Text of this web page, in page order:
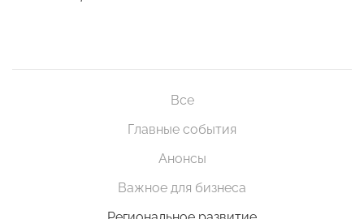
Все
Главные события
Анонсы
Важное для бизнеса